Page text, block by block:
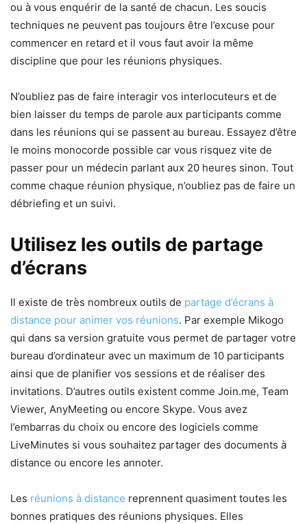
ou à vous enquérir de la santé de chacun. Les soucis
techniques ne peuvent pas toujours être l’excuse pour
commencer en retard et il vous faut avoir la même
discipline que pour les réunions physiques.
N’oubliez pas de faire interagir vos interlocuteurs et de
bien laisser du temps de parole aux participants comme
dans les réunions qui se passent au bureau. Essayez d’être
le moins monocorde possible car vous risquez vite de
passer pour un médecin parlant aux 20 heures sinon. Tout
comme chaque réunion physique, n’oubliez pas de faire un
débriefing et un suivi.
Utilisez les outils de partage
d’écrans
Il existe de très nombreux outils de partage d’écrans à
distance pour animer vos réunions. Par exemple Mikogo
qui dans sa version gratuite vous permet de partager votre
bureau d’ordinateur avec un maximum de 10 participants
ainsi que de planifier vos sessions et de réaliser des
invitations. D’autres outils existent comme Join.me, Team
Viewer, AnyMeeting ou encore Skype. Vous avez
l’embarras du choix ou encore des logiciels comme
LiveMinutes si vous souhaitez partager des documents à
distance ou encore les annoter.
Les réunions à distance reprennent quasiment toutes les
bonnes pratiques des réunions physiques. Elles